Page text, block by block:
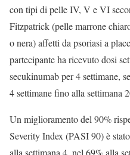
con tipi di pelle IV, V e VI
Fitzpatrick (pelle marrone
o nera) affetti da psoriasi a
partecipante ha ricevuto dosi
secukinumab per 4 settimane,
4 settimane fino alla settimana
Un miglioramento del 90%
Severity Index (PASI 90) è
alla settimana 4, nel 69% alla